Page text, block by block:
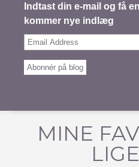
Indtast din e-mail og få
kommer nye indlæg
Email
Abonnér på blog
MINE